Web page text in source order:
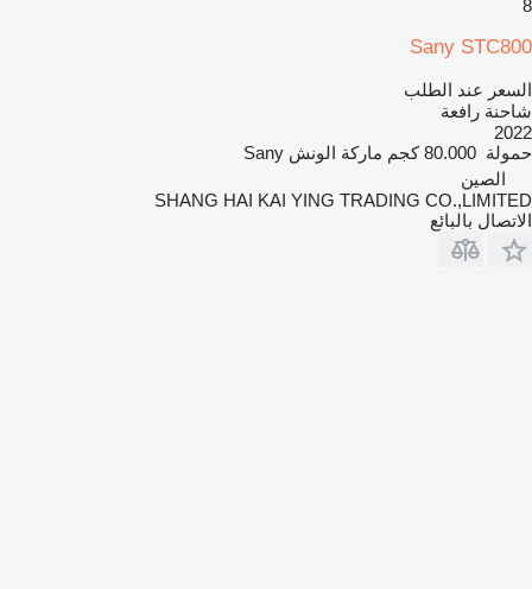
8
Sany STC800
السعر عند الطلب
شاحنة رافعة
2022
حمولة 80.000 كجم ماركة الونش Sany
الصين
SHANG HAI KAI YING TRADING CO.,LIMITED
الاتصال بالبائع